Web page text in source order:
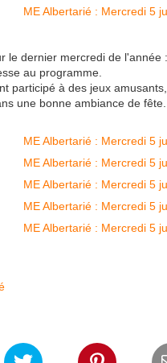
le dernier mercredi de l'année
au programme.
participé à des jeux
une bonne ambiance de fête.